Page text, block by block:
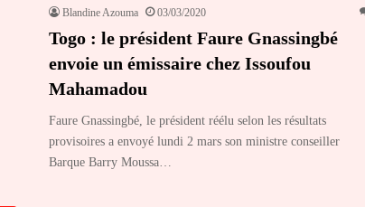
Blandine Azouma 03/03/2020
Togo : le président Faure Gnassingbé
envoie un émissaire chez Issoufou
Mahamadou
Faure Gnassingbé, le président réélu selon les résultats
provisoires a envoyé lundi 2 mars son ministre conseiller
Barque Barry Moussa…